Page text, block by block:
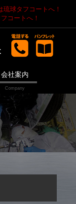
球タフコートへ！
コートへ！
会社案内